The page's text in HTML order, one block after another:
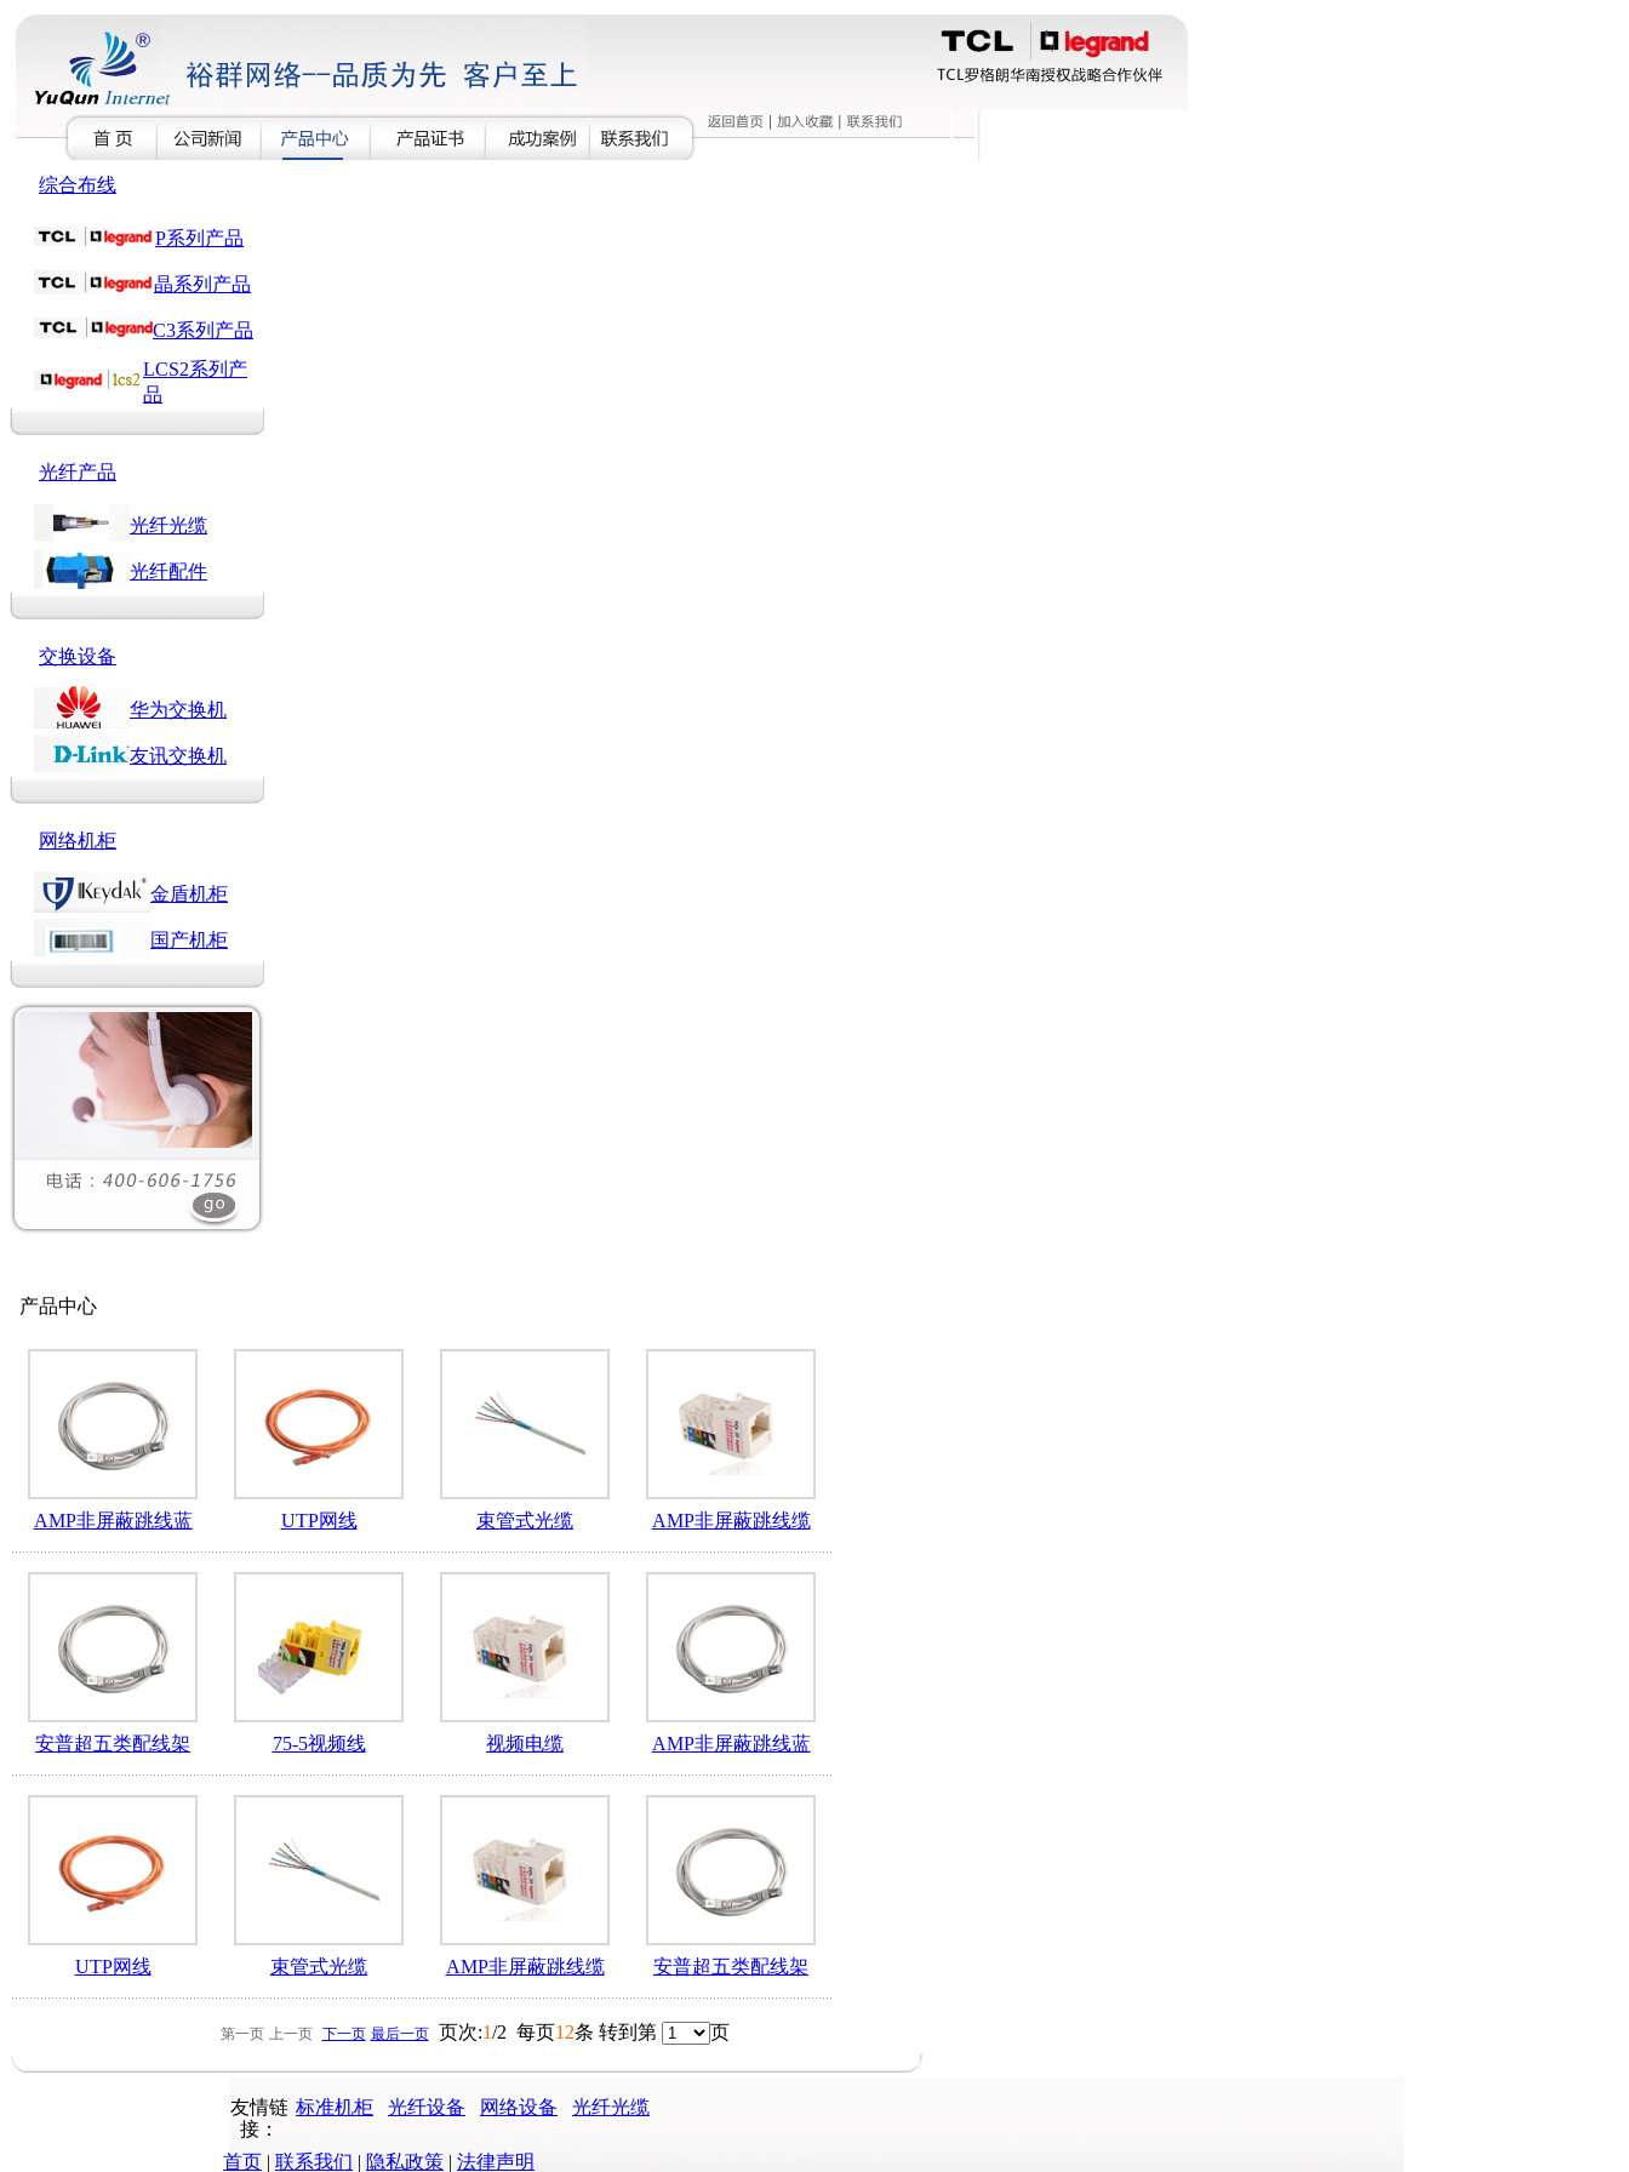
综合布线
P系列产品
晶系列产品
C3系列产品
LCS2系列产
品
光纤产品
光纤光缆
光纤配件
交换设备
华为交换机
友讯交换机
网络机柜
金盾机柜
国产机柜
产品中心
AMP非屏蔽跳线蓝 UTP网线 束管式光缆 AMP非屏蔽跳线缆
安普超五类配线架 75-5视频线 视频电缆 AMP非屏蔽跳线蓝
UTP网线 束管式光缆 AMP非屏蔽跳线缆 安普超五类配线架
第一页 上一页 下一页 最后一页页次:1/2 每页12条 转到第 页
友情链
接：
标准机柜 光纤设备 网络设备 光纤光缆
首页 | 联系我们 | 隐私政策 | 法律声明